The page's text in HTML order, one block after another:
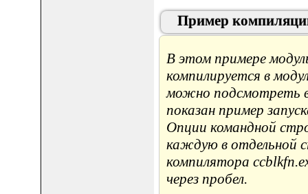
Пример
В этом примере
компилируется в
можно подсмотреть
показан пример
Опции командной
каждую в отдельной
компилятора
через пробел.